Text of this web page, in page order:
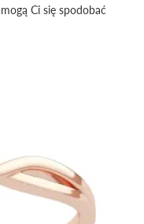
Ci się spodobać